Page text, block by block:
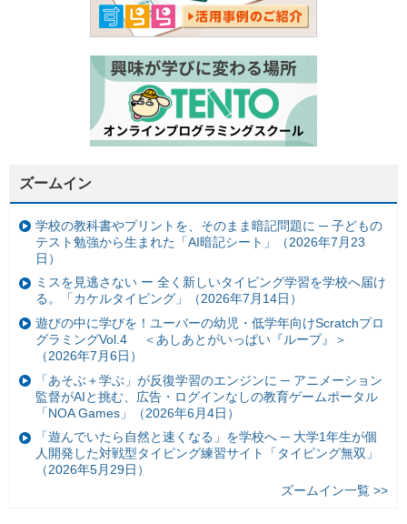
ズームイン
学校の教科書やプリントを、そのまま暗記問題に ─ 子どもの
テスト勉強から生まれた「AI暗記シート」（2026年7月23
日）
ミスを見逃さない ー 全く新しいタイピング学習を学校へ届け
る。「カケルタイピング」（2026年7月14日）
遊びの中に学びを！ユーバーの幼児・低学年向けScratchプロ
グラミングVol.4 ＜あしあとがいっぱい『ループ』＞
（2026年7月6日）
「あそぶ＋学ぶ」が反復学習のエンジンに ─ アニメーション
監督がAIと挑む、広告・ログインなしの教育ゲームポータル
「NOA Games」（2026年6月4日）
「遊んでいたら自然と速くなる」を学校へ ─ 大学1年生が個
人開発した対戦型タイピング練習サイト「タイピング無双」
（2026年5月29日）
ズームイン一覧 >>